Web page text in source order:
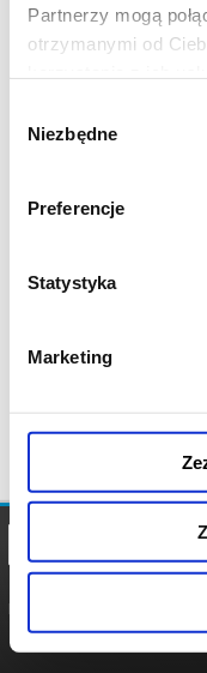
Partnerzy mogą
otrzymanymi od
zgody
Niezbędne
Preferencje
Statystyka
Marketing